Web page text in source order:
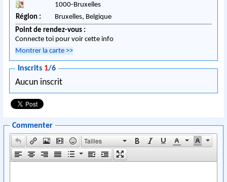
1000- Bruxelles
Région :
Bruxelles, Belgique
Point de rendez-vous :
Connecte toi pour voir cette info
Montrer la carte >>
Inscrits 1/6
Aucun inscrit
Commenter
Tailles